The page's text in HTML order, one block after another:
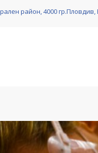
район, 4000 гр.Пловдив,